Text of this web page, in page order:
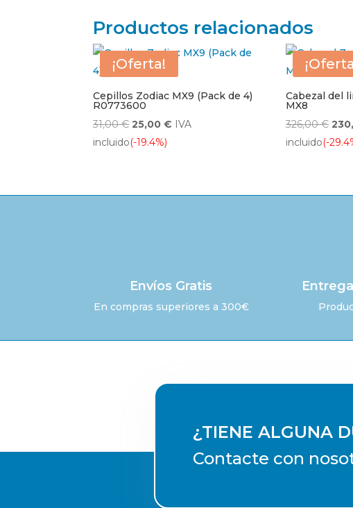
Productos relacionados
¡Oferta!
Cepillos Zodiac MX9 (Pack de 4)
R0773600
31,00€El
precio
31,00 €.
25,00€ El
25,00 €.
IVA
incluido(-19.4%)
Cabezal del
MX8
326,00€ El
incluido(-
Envíos Gratis
En compras superiores a 300€
¿TIENE ALGUNA
Contacte con